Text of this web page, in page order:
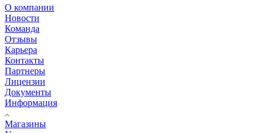
О компании
Новости
Команда
Отзывы
Карьера
Контакты
Партнеры
Лицензии
Документы
Информация
Магазины